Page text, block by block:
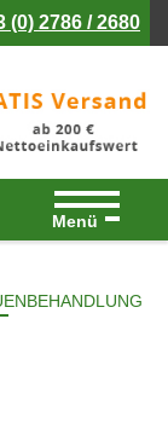
(0) 2786 / 2680
Menü